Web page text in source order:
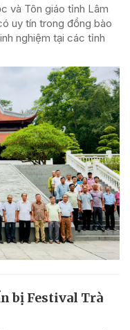
và Tôn giáo tỉnh Lâm
uy tín trong đồng bào
nghiệm tại các tỉnh
bị Festival Trà